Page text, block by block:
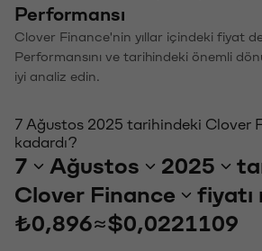
Performansı
Clover Finance'nin yıllar içindeki fiyat
Performansını ve tarihindeki önemli
iyi analiz edin.
7 Ağustos 2025 tarihindeki Clover
kadardı?
7 Ağustos 2025
Clover Finance
fiyatı
₺0,896≈$0,0221109